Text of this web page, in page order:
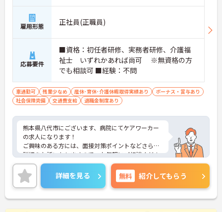
雇用形態 正社員(正職員)
応募要件
■資格：初任者研修、実務者研修、介護福
祉士 いずれかあれば尚可 ※無資格の方
でも相談可 ■経験：不問
車通勤可 残業少なめ 産休･育休･介護休暇取得実績あり
ボーナス・賞与あり
社会保険完備
交通費支給 退職金制度あり
熊本県八代市にございます、病院にてケアワーカー
の求人になります！
ご興味のある方には、面接対策ポイントなどさらに
詳細をお話いたしますので、お気軽にご相談くださ
い。
詳細を見る 無料 紹介してもらう